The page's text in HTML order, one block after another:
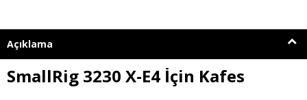
Açıklama
SmallRig 3230 X-E4 İçin Kafes